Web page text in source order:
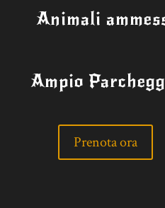
Animali
Ampio
Prenota ora